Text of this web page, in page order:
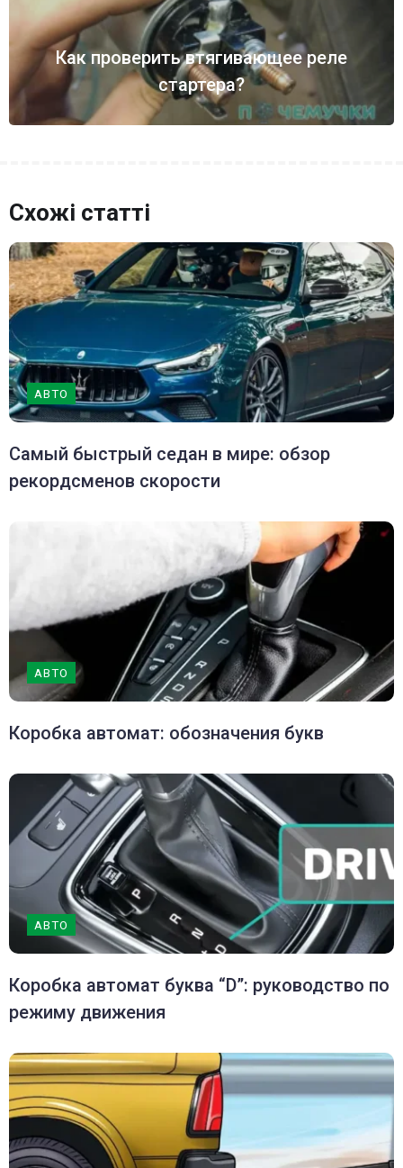
Как проверить втягивающее реле
стартера?
Схожі статті
АВТО
Самый быстрый седан в мире: обзор
рекордсменов скорости
АВТО
Коробка автомат: обозначения букв
АВТО
Коробка автомат буква “D”: руководство по
режиму движения